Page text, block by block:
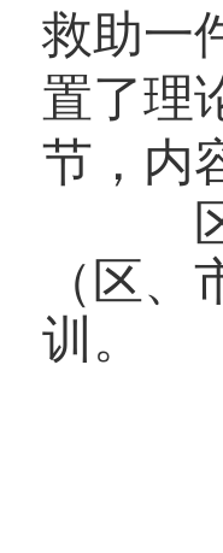
救助一
置了理
节，内
区民
（区
训。